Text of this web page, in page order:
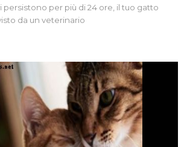
per più di 24 ore, il tuo gatto
da un veterinario